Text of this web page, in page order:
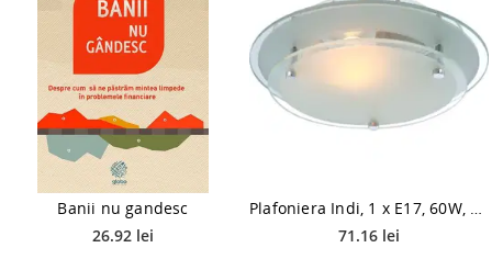
Banii nu gandesc
26.92 lei
Plafoniera Indi, 1 x E17, 60W, D230 mm
71.16 lei